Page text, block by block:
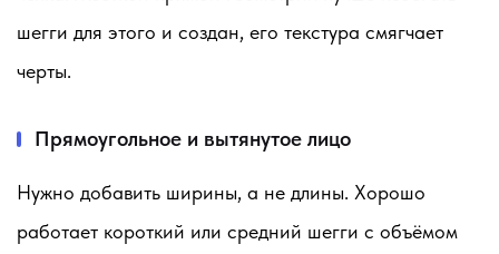
шегги для этого и создан, его текстура смягчает
черты.
Прямоугольное и вытянутое лицо
Нужно добавить ширины, а не длины. Хорошо
работает короткий или средний шегги с объёмом